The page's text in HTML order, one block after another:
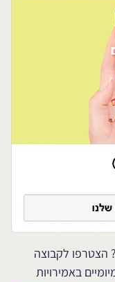
הצטרפו לקבוצה
באמירויות